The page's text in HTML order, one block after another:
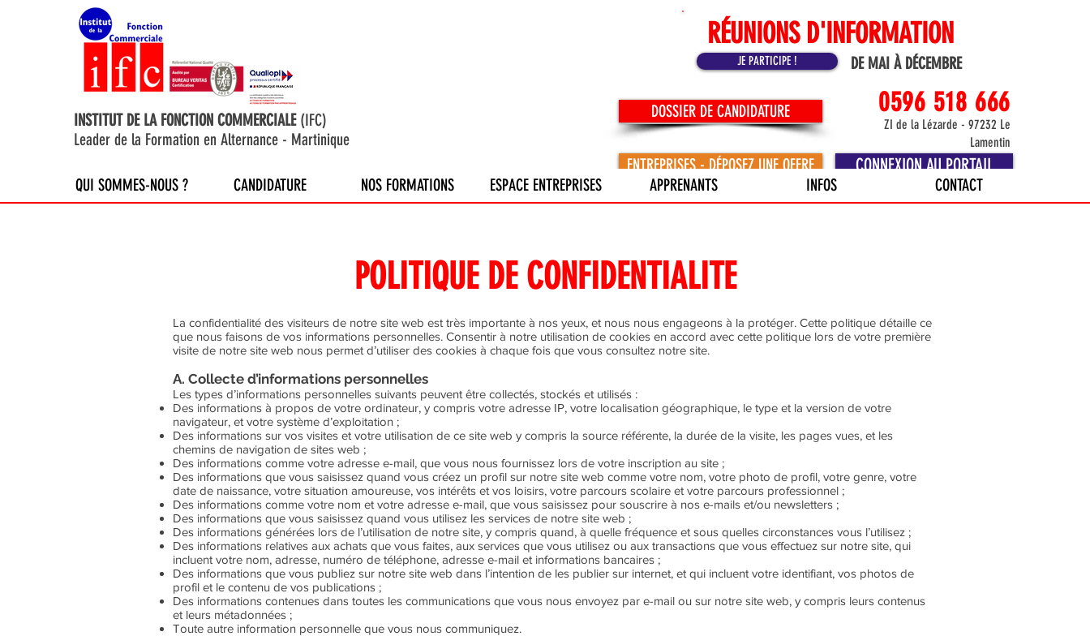
INSTITUT DE LA FONCTION COMMERCIALE(IFC)
Leader de la Formation en Alternance - Martinique
RÉUNIONS D'INFORMATION
DE MAI À DÉCEMBRE
JE PARTICIPE !
DOSSIER DE CANDIDATURE
ZI de la Lézarde - 97232 Le
Lamentin
0596 518 666
ENTREPRISES - DÉPOSEZ UNE OFFRE CONNEXION AU PORTAIL
QUI SOMMES-NOUS ? CANDIDATURE NOS FORMATIONS ESPACE ENTREPRISES APPRENANTS INFOS CONTACT
POLITIQUE DE CONFIDENTIALITE
La confidentialité des visiteurs de notre site web est très importante à nos yeux, et nous nous engageons à la protéger. Cette politique détaille ce
que nous faisons de vos informations personnelles. Consentir à notre utilisation de cookies en accord avec cette politique lors de votre première
visite de notre site web nous permet d’utiliser des cookies à chaque fois que vous consultez notre site.
A. Collecte d’informations personnelles
Les types d’informations personnelles suivants peuvent être collectés, stockés et utilisés :
Des informations à propos de votre ordinateur, y compris votre adresse IP, votre localisation géographique, le type et la version de votre
navigateur, et votre système d’exploitation ;
Des informations sur vos visites et votre utilisation de ce site web y compris la source référente, la durée de la visite, les pages vues, et les
chemins de navigation de sites web ;
Des informations comme votre adresse e-mail, que vous nous fournissez lors de votre inscription au site ;
Des informations que vous saisissez quand vous créez un profil sur notre site web comme votre nom, votre photo de profil, votre genre, votre
date de naissance, votre situation amoureuse, vos intérêts et vos loisirs, votre parcours scolaire et votre parcours professionnel ;
Des informations comme votre nom et votre adresse e-mail, que vous saisissez pour souscrire à nos e-mails et/ou newsletters ;
Des informations que vous saisissez quand vous utilisez les services de notre site web ;
Des informations générées lors de l’utilisation de notre site, y compris quand, à quelle fréquence et sous quelles circonstances vous l’utilisez ;
Des informations relatives aux achats que vous faites, aux services que vous utilisez ou aux transactions que vous effectuez sur notre site, qui
incluent votre nom, adresse, numéro de téléphone, adresse e-mail et informations bancaires ;
Des informations que vous publiez sur notre site web dans l’intention de les publier sur internet, et qui incluent votre identifiant, vos photos de
profil et le contenu de vos publications ;
Des informations contenues dans toutes les communications que vous nous envoyez par e-mail ou sur notre site web, y compris leurs contenus
et leurs métadonnées ;
Toute autre information personnelle que vous nous communiquez.